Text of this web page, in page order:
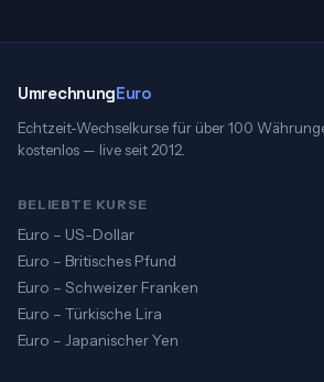
UmrechnungEuro
Echtzeit-Wechselkurse für über 100
kostenlos — live seit 2012.
BELIEBTE KURSE
Euro – US-Dollar
Euro – Britisches Pfund
Euro – Schweizer Franken
Euro – Türkische Lira
Euro – Japanischer Yen